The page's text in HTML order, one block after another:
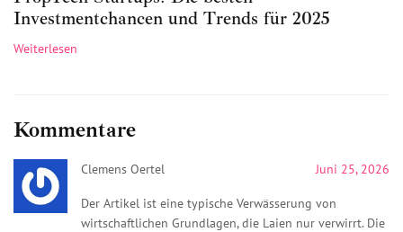
Investmentchancen und Trends für 2025
Weiterlesen
Kommentare
Clemens Oertel Juni 25, 2026
Der Artikel ist eine typische Verwässerung von
wirtschaftlichen Grundlagen, die Laien nur verwirrt. Die